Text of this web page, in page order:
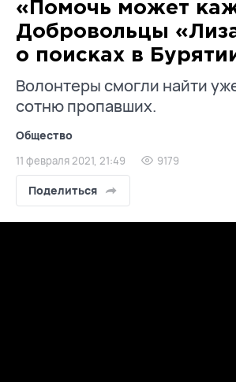
«Помочь может
Добровольцы
о поисках в
Волонтеры смогли найти
сотню пропавших.
Общество
11 февраля 2021, 21:49 9179
Поделиться